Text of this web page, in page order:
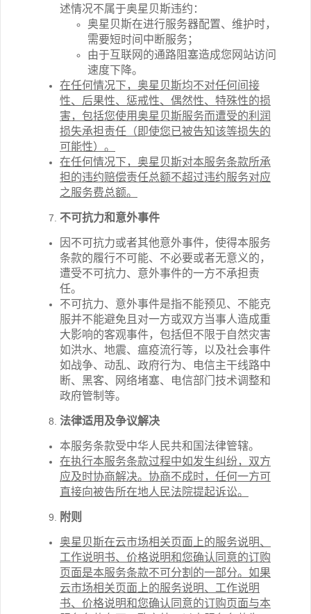
述情况不属于奥星贝斯违约：
奥星贝斯在进行服务器配置、维护时，
需要短时间中断服务；
由于互联网的通路阻塞造成您网站访问
速度下降。
在任何情况下，奥星贝斯均不对任何间接
性、后果性、惩戒性、偶然性、特殊性的损
害，包括您使用奥星贝斯服务而遭受的利润
损失承担责任（即使您已被告知该等损失的
可能性）。
在任何情况下，奥星贝斯对本服务条款所承
担的违约赔偿责任总额不超过违约服务对应
之服务费总额。
不可抗力和意外事件
因不可抗力或者其他意外事件，使得本服务
条款的履行不可能、不必要或者无意义的，
遭受不可抗力、意外事件的一方不承担责
任。
不可抗力、意外事件是指不能预见、不能克
服并不能避免且对一方或双方当事人造成重
大影响的客观事件，包括但不限于自然灾害
如洪水、地震、瘟疫流行等，以及社会事件
如战争、动乱、政府行为、电信主干线路中
断、黑客、网络堵塞、电信部门技术调整和
政府管制等。
法律适用及争议解决
本服务条款受中华人民共和国法律管辖。
在执行本服务条款过程中如发生纠纷，双方
应及时协商解决。协商不成时，任何一方可
直接向被告所在地人民法院提起诉讼。
附则
奥星贝斯在云市场相关页面上的服务说明、
工作说明书、价格说明和您确认同意的订购
页面是本服务条款不可分割的一部分。如果
云市场相关页面上的服务说明、工作说明
书、价格说明和您确认同意的订购页面与本